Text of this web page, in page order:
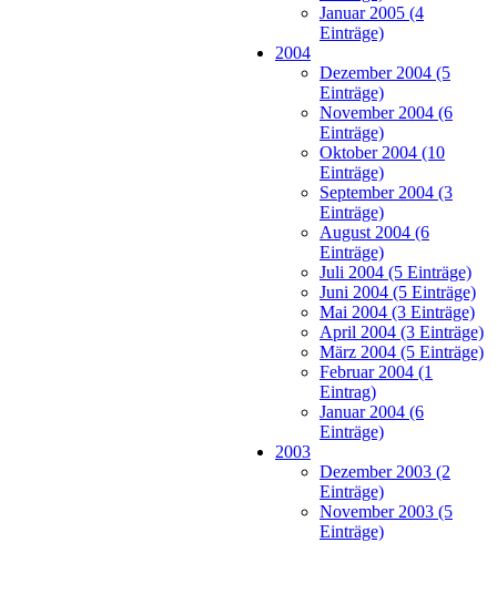
Januar 2005 (4
Einträge)
2004
Dezember 2004 (5
Einträge)
November 2004 (6
Einträge)
Oktober 2004 (10
Einträge)
September 2004 (3
Einträge)
August 2004 (6
Einträge)
Juli 2004 (5 Einträge)
Juni 2004 (5 Einträge)
Mai 2004 (3 Einträge)
April 2004 (3 Einträge)
März 2004 (5 Einträge)
Februar 2004 (1
Eintrag)
Januar 2004 (6
Einträge)
2003
Dezember 2003 (2
Einträge)
November 2003 (5
Einträge)